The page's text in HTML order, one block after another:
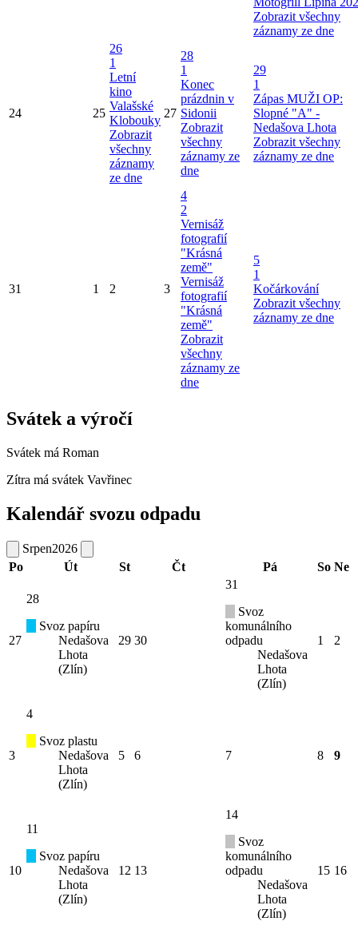
Zobrazit všechny
záznamy ze dne
24 25
26
1
Letní
kino
Valašské
Klobouky
Zobrazit
všechny
záznamy
ze dne
27
28
1
Konec
prázdnin v
Sidonii
Zobrazit
všechny
záznamy ze
dne
29
1
Zápas MUŽI OP:
Slopné "A" -
Nedašova Lhota
Zobrazit všechny
záznamy ze dne
31 1 2 3
4
2
Vernisáž
fotografií
"Krásná
země"
Vernisáž
fotografií
"Krásná
země"
Zobrazit
všechny
záznamy ze
dne
5
1
Kočárkování
Zobrazit všechny
záznamy ze dne
Svátek a výročí
Svátek má Roman
Zítra má svátek Vavřinec
Kalendář svozu odpadu
Srpen2026
Po
Út St Čt Pá So Ne
27
28
Svoz papíru
Nedašova
Lhota
(Zlín)
29 30
31
Svoz
komunálního
odpadu
Nedašova
Lhota
(Zlín)
1 2
3
4
Svoz plastu
Nedašova
Lhota
(Zlín)
5 6 7 8 9
10
11
Svoz papíru
Nedašova
Lhota
(Zlín)
12 13
14
Svoz
komunálního
odpadu
Nedašova
Lhota
(Zlín)
15 16